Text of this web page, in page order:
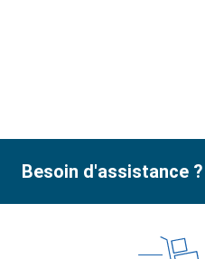
Besoin d'assistance ?